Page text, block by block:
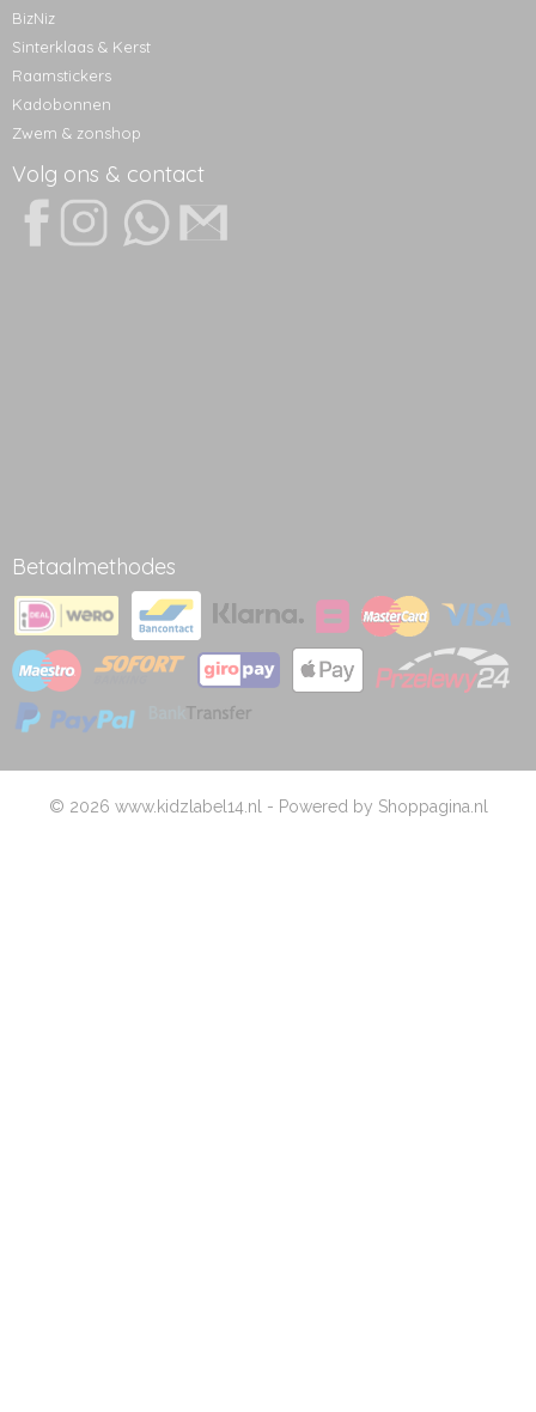
BizNiz
Sinterklaas & Kerst
Raamstickers
Kadobonnen
Zwem & zonshop
Volg ons & contact
Betaalmethodes
© 2026 www.kidzlabel14.nl - Powered by Shoppagina.nl